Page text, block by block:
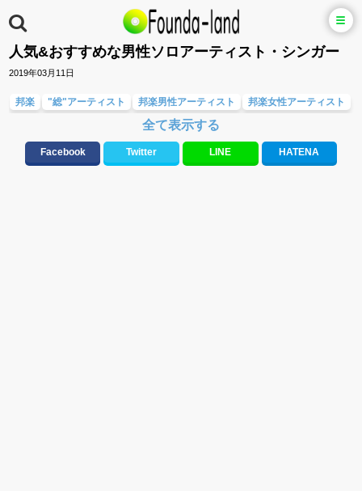
人気&おすすめな男性ソロアーティスト・シンガー
2019年03月11日
邦楽 "総"アーティスト 邦楽男性アーティスト 邦楽女性アーティスト
10、20代に人気・話題・流行・おすすめな邦楽&洋楽
応援ソング ラブソング(恋愛ソング) バラード・歌詞が泣ける歌
全て表示する
Facebook Twitter LINE HATENA